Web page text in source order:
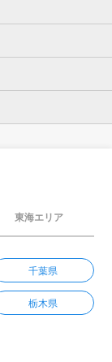
東海エリア
千葉県
栃木県